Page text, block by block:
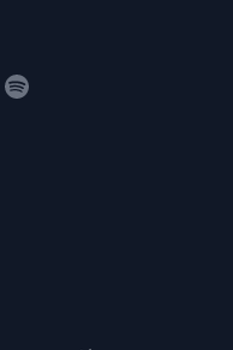
Spotify